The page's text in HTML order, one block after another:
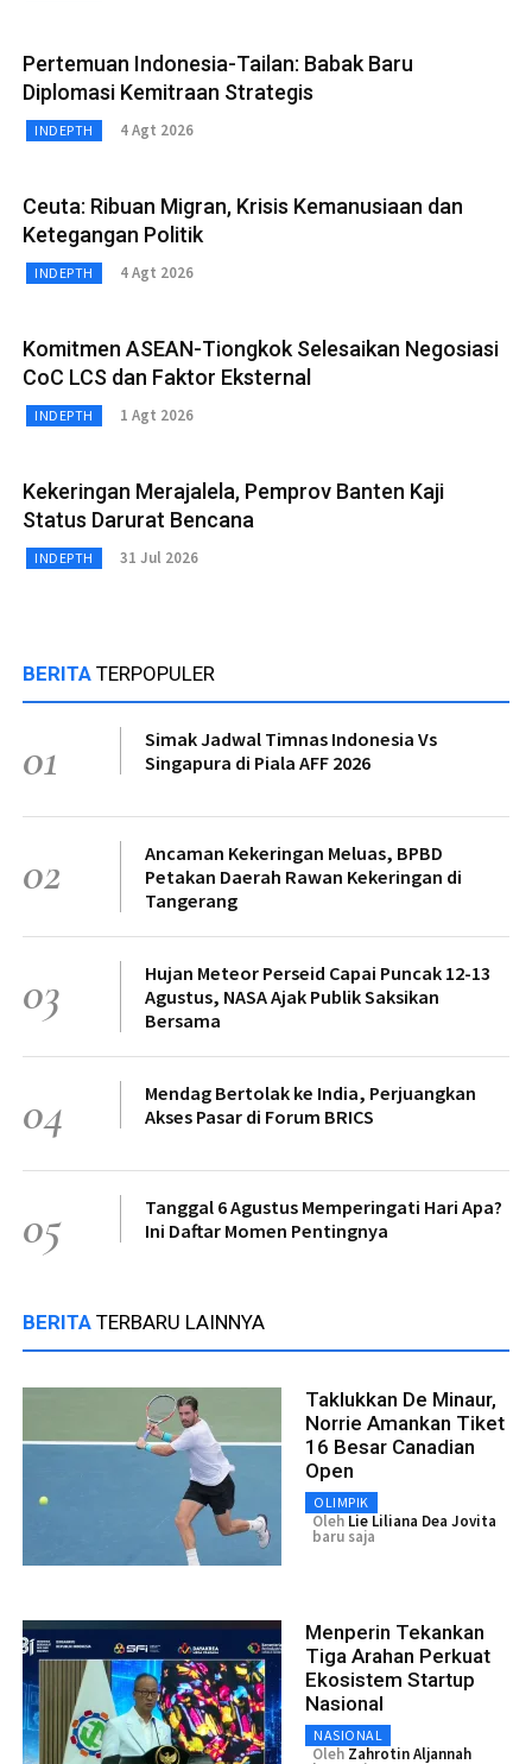
Pertemuan Indonesia-Tailan: Babak Baru
Diplomasi Kemitraan Strategis
INDEPTH 4 Agt 2026
Ceuta: Ribuan Migran, Krisis Kemanusiaan dan
Ketegangan Politik
INDEPTH 4 Agt 2026
Komitmen ASEAN-Tiongkok Selesaikan Negosiasi
CoC LCS dan Faktor Eksternal
INDEPTH 1 Agt 2026
Kekeringan Merajalela, Pemprov Banten Kaji
Status Darurat Bencana
INDEPTH 31 Jul 2026
BERITA TERPOPULER
01
Simak Jadwal Timnas Indonesia Vs
Singapura di Piala AFF 2026
02
Ancaman Kekeringan Meluas, BPBD
Petakan Daerah Rawan Kekeringan di
Tangerang
03
Hujan Meteor Perseid Capai Puncak 12-13
Agustus, NASA Ajak Publik Saksikan
Bersama
04
Mendag Bertolak ke India, Perjuangkan
Akses Pasar di Forum BRICS
05
Tanggal 6 Agustus Memperingati Hari Apa?
Ini Daftar Momen Pentingnya
BERITA TERBARU LAINNYA
Taklukkan De Minaur,
Norrie Amankan Tiket
16 Besar Canadian
Open
OLIMPIK
Oleh Lie Liliana Dea Jovita
baru saja
Menperin Tekankan
Tiga Arahan Perkuat
Ekosistem Startup
Nasional
NASIONAL
Oleh Zahrotin Aljannah